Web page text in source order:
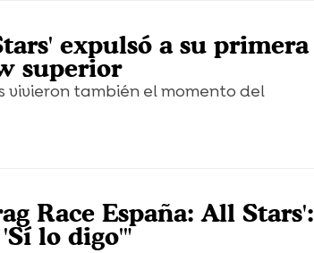
expulsó a su primera
superior
vivieron también el momento del
Race España: All Stars':
lo digo'"